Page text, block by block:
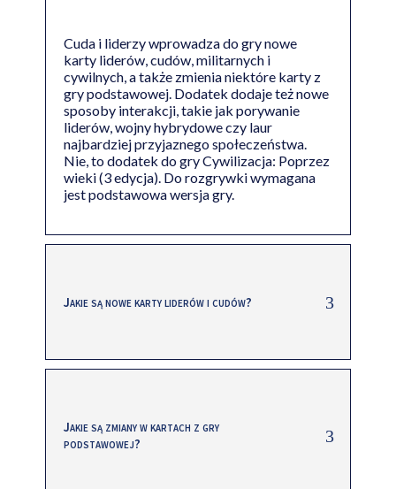
Cuda i liderzy wprowadza do gry nowe
karty liderów, cudów, militarnych i
cywilnych, a także zmienia niektóre karty z
gry podstawowej. Dodatek dodaje też nowe
sposoby interakcji, takie jak porywanie
liderów, wojny hybrydowe czy laur
najbardziej przyjaznego społeczeństwa.
Nie, to dodatek do gry Cywilizacja: Poprzez
wieki (3 edycja). Do rozgrywki wymagana
jest podstawowa wersja gry.
Jakie są nowe karty liderów i cudów?
Jakie są zmiany w kartach z gry
podstawowej?